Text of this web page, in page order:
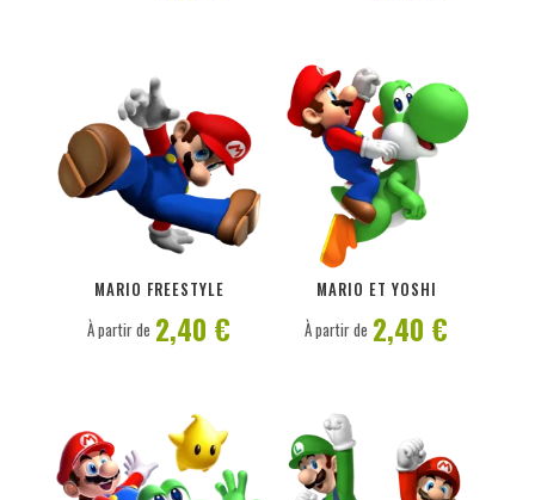
MARIO FREESTYLE
À partir de 2,40 €
MARIO ET YOSHI
PERSONNALISER
À partir de 2,40 €